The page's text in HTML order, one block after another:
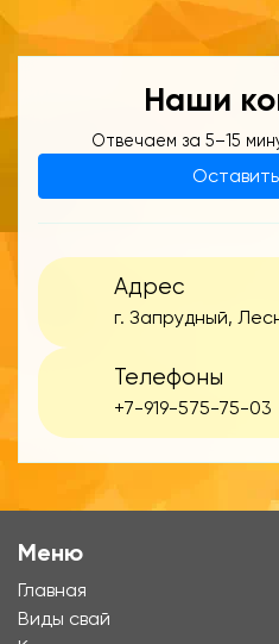
Наши
Отвечаем за 5–15
Оставить
Адрес
г. Запрудный,
Телефоны
+7-919-575-75-03
Меню
Главная
Виды свай